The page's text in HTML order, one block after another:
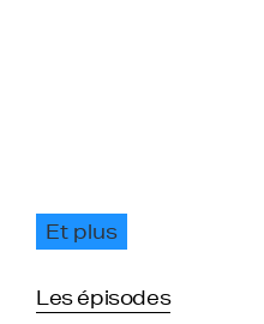
Et plus
Les épisodes